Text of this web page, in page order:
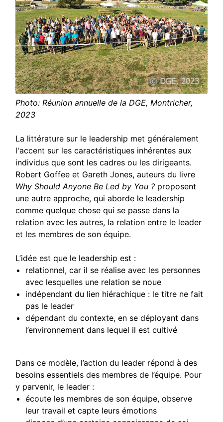
Photo: Réunion annuelle de la DGE, Montricher,
2023
La littérature sur le leadership met généralement
l'accent sur les caractéristiques inhérentes aux
individus que sont les cadres ou les dirigeants.
Robert Goffee et Gareth Jones, auteurs du livre
Why Should Anyone Be Led by You ? proposent
une autre approche, qui aborde le leadership
comme quelque chose qui se passe dans la
relation avec les autres, la relation entre le leader
et les membres de son équipe.
L’idée est que le leadership est :
relationnel, car il se réalise avec les personnes
avec lesquelles une relation se noue
indépendant du lien hiérachique : le titre ne fait
pas le leader
dépendant du contexte, en se déployant dans
l’environnement dans lequel il est cultivé
Dans ce modèle, l’action du leader répond à des
besoins essentiels des membres de l’équipe. Pour
y parvenir, le leader :
écoute les membres de son équipe, observe
leur travail et capte leurs émotions